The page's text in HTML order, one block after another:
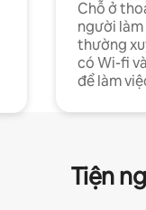
Chỗ ở
người làm
thường
có Wi-fi
để làm
Tiện